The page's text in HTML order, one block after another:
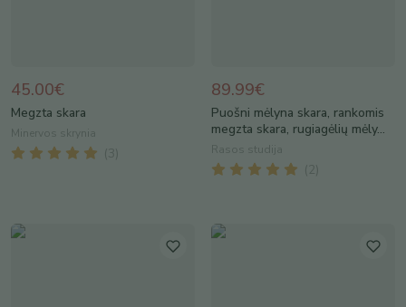
45.00€
Megzta skara
Minervos skrynia
( 3
89.99€
Puošni mėlyna skara, rankomis
megzta skara, rugiagėlių mėly...
Rasos studija
( 2